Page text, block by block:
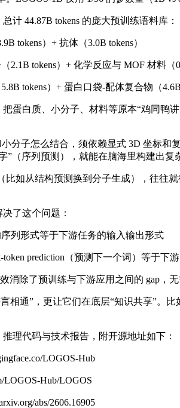
计 44.87B tokens 的庞大预训练语料库：
tokens）+ 抗体（3.0B tokens）
2.1B tokens）+ 化学反应与 MOF 材料（
tokens）+ 蛋白口袋-配体复合物（4.6B
蛋白质、小分子、材料等原本“鸡同鸭
分子怎么结合，须依赖显式 3D 坐标和
”（序列预测），就能在脑海里构建出复
比如从结构预测换到分子生成），往往
了这个问题：
列形式等于下游任务的输入输出形式
token prediction（预测下一个词）等于下
效消除了预训练与下游应用之间的 gap，
相通”，更让它们在底层“知识共享”。
理代码与技术报告，附开源地址如下：
LOGOS-Hub
LOGOS-Hub/LOGOS
abs/2606.16905